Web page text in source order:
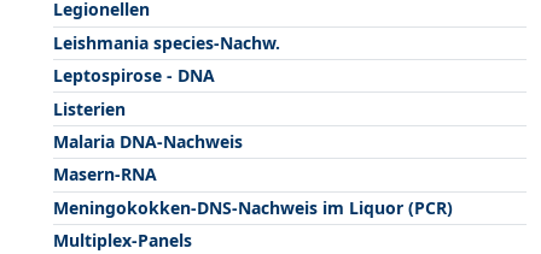
Legionellen
Leishmania species-Nachw.
Leptospirose - DNA
Listerien
Malaria DNA-Nachweis
Masern-RNA
Meningokokken-DNS-Nachweis im Liquor (PCR)
Multiplex-Panels